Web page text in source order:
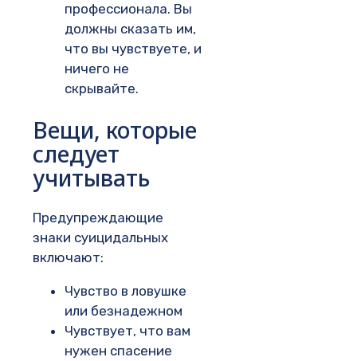
профессионала. Вы
должны сказать им,
что вы чувствуете, и
ничего не
скрывайте.
Вещи, которые
следует
учитывать
Предупреждающие
знаки суицидальных
включают:
Чувство в ловушке
или безнадежном
Чувствует, что вам
нужен спасение